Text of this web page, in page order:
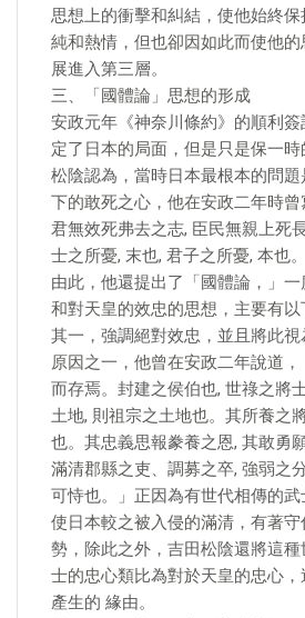
思想上的衝擊和糾結，使他始終
純和熱情，但也卻因如此而使他
展進入第三層。
三、「國體論」思想的形成
安政元年《神奈川條約》的順利
定了日本的局面，但是只是保一
松陰認為，當時日本最根本的問
下的敢死之心，他在安政二年時曾
君無效死弗去之志, 臣民無親上死
士之所憂, 末也, 君子之所憂, 本也。
由此，他還提出了「國體論，」
和對天皇的效忠的思想，主要有以
其一，強調絕對效忠，並且將此
原因之一，他曾在安政二年說道
而存焉。封建之侯伯也, 世祿之將
土地, 則祖宗之土地也。其所養之
也。其忠義思報豢養之恩, 其敢勇
滿清郡縣之吏、調募之卒, 強弱之
可恃也。」正因為有世代相傳的武
使日本較之被入侵的滿清，有著
勢，除此之外，吉田松陰還將這
士的忠心類比為對於天皇的忠心，
產生的 緣由。